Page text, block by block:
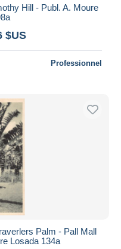
Hill - Publ. A. Moure
$US
Professionnel
Palm - Pall Mall
Losada 134a